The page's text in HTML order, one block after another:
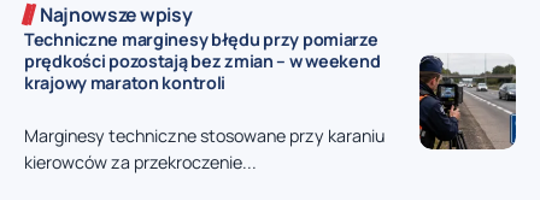
Najnowsze wpisy
Techniczne marginesy błędu przy pomiarze
prędkości pozostają bez zmian – w weekend
krajowy maraton kontroli
Marginesy techniczne stosowane przy karaniu
kierowców za przekroczenie...